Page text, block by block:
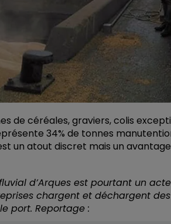
de céréales, graviers, colis
34% de tonnes
un atout discret mais un
d’Arques est pourtant un
chargent et déchargent
port. Reportage :